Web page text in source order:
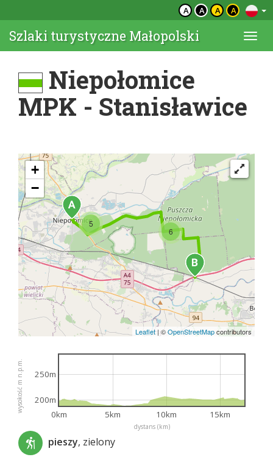
A A A A
Szlaki turystyczne Małopolski
Niepołomice
MPK - Stanisławice
5
6
+
−
Leaflet | ©OpenStreetMapcontributors
dystans (km)
wysokość m n.p.m.
0km 5km 10km 15km
200m
250m
pieszy, zielony